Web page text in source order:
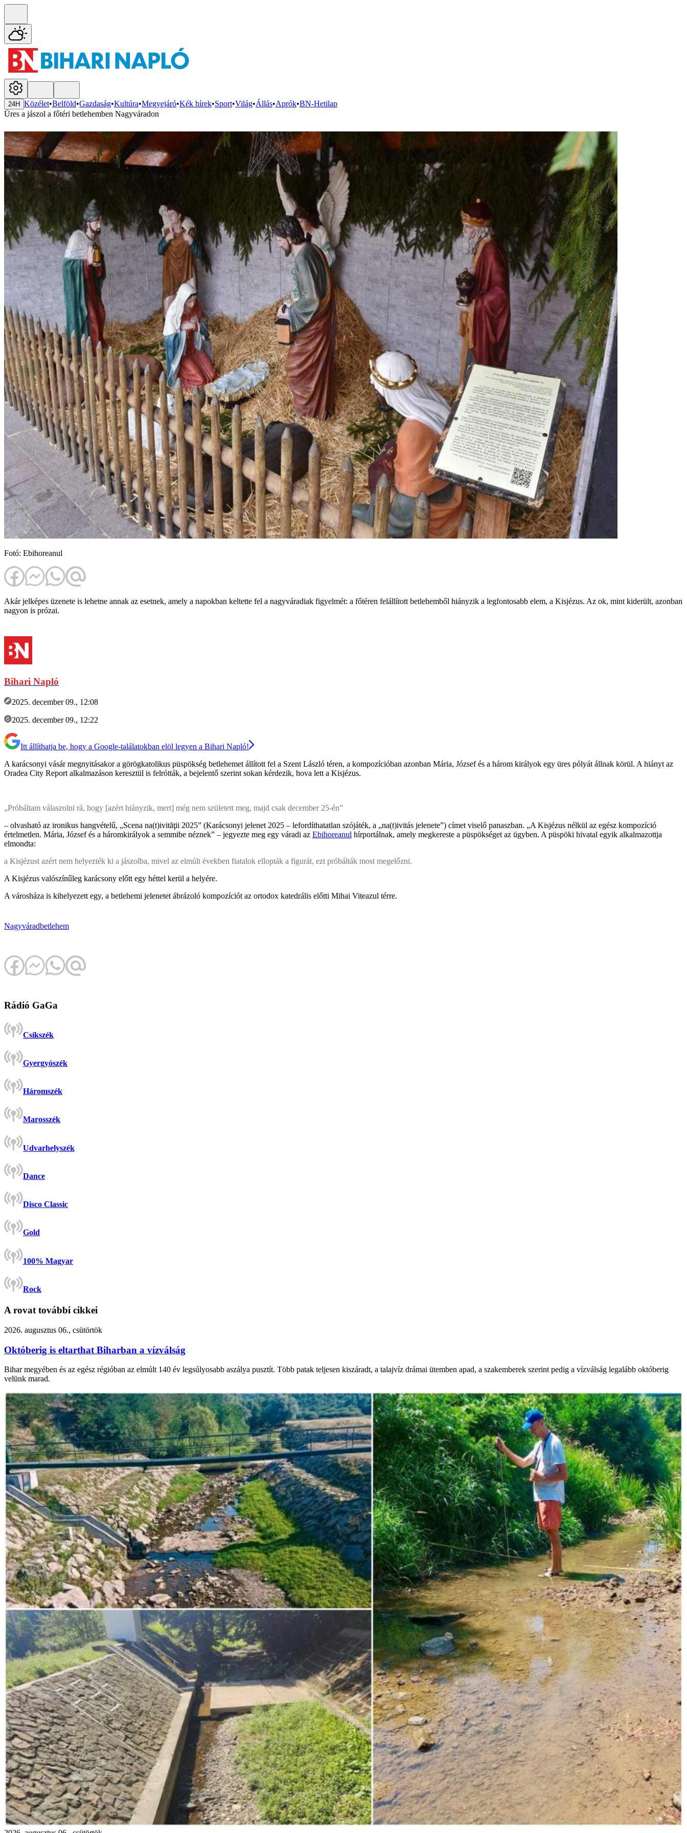
24H Közélet•Belföld•Gazdaság•Kultúra•Megyejáró•Kék hírek•Sport•Világ•Állás•Aprók•BN-Hetilap
Üres a jászol a főtéri betlehemben Nagyváradon
Fotó: Ebihoreanul
Akár jelképes üzenete is lehetne annak az esetnek, amely a napokban keltette fel a nagyváradiak figyelmét: a főtéren felállított betlehemből hiányzik a legfontosabb elem, a Kisjézus. Az ok, mint kiderült, azonban
nagyon is prózai.
Bihari Napló
2025. december 09., 12:08
2025. december 09., 12:22
Itt állíthatja be, hogy a Google-találatokban elöl legyen a Bihari Napló!
A karácsonyi vásár megnyitásakor a görögkatolikus püspökség betlehemet állított fel a Szent László téren, a kompozícióban azonban Mária, József és a három királyok egy üres pólyát állnak körül. A hiányt az
Oradea City Report alkalmazáson keresztül is felrótták, a bejelentő szerint sokan kérdezik, hova lett a Kisjézus.
„Próbáltam válaszolni rá, hogy [azért hiányzik, mert] még nem született meg, majd csak december 25-én”
– olvasható az ironikus hangvételű, „Scena na(t)ivităţii 2025” (Karácsonyi jelenet 2025 – lefordíthatatlan szójáték, a „na(t)ivitás jelenete”) címet viselő panaszban. „A Kisjézus nélkül az egész kompozíció
értelmetlen. Mária, József és a háromkirályok a semmibe néznek” – jegyezte meg egy váradi az Ebihoreanul hírportálnak, amely megkereste a püspökséget az ügyben. A püspöki hivatal egyik alkalmazottja
elmondta:
a Kisjézust azért nem helyezték ki a jászolba, mivel az elmúlt években fiatalok ellopták a figurát, ezt próbálták most megelőzni.
A Kisjézus valószínűleg karácsony előtt egy héttel kerül a helyére.
A városháza is kihelyezett egy, a betlehemi jelenetet ábrázoló kompozíciót az ortodox katedrális előtti Mihai Viteazul térre.
Nagyváradbetlehem
Rádió GaGa
Csíkszék
Gyergyószék
Háromszék
Marosszék
Udvarhelyszék
Dance
Disco Classic
Gold
100% Magyar
Rock
A rovat további cikkei
2026. augusztus 06., csütörtök
Októberig is eltarthat Biharban a vízválság
Bihar megyében és az egész régióban az elmúlt 140 év legsúlyosabb aszálya pusztít. Több patak teljesen kiszáradt, a talajvíz drámai ütemben apad, a szakemberek szerint pedig a vízválság legalább októberig
velünk marad.